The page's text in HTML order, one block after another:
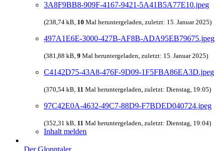
3A8F9BB8-909F-4167-9421-5A41B5A77E10.jpeg
(238,74 kB, 10 Mal heruntergeladen, zuletzt: 15. Januar 2025)
497A1E6E-3000-427B-AF8B-ADA95EB79675.jpeg
(381,88 kB, 9 Mal heruntergeladen, zuletzt: 15. Januar 2025)
C4142D75-43A8-476F-9D09-1F5FBA86EA3D.jpeg
(370,54 kB, 11 Mal heruntergeladen, zuletzt: Dienstag, 19:05)
97C42E0A-4632-49C7-88D9-F7BDED040724.jpeg
(352,31 kB, 11 Mal heruntergeladen, zuletzt: Dienstag, 19:04)
Inhalt melden
Der Glonntaler